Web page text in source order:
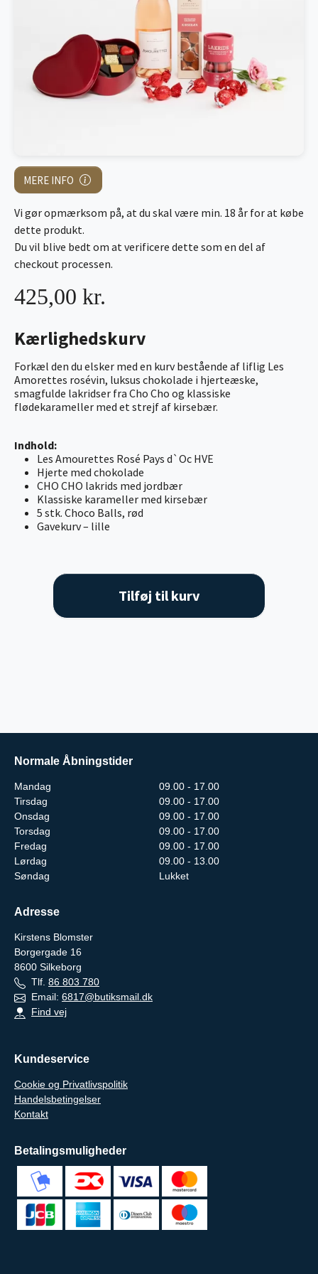
MERE INFO
Kærlighedskurv
Forkæl den du elsker med en kurv bestående af liflig Les
Amorettes rosévin, luksus chokolade i hjerteæske,
smagfulde lakridser fra Cho Cho og klassiske
flødekarameller med et strejf af kirsebær.
Indhold:
Les Amourettes Rosé Pays d`Oc HVE
Hjerte med chokolade
CHO CHO lakrids med jordbær
Klassiske karameller med kirsebær
5 stk. Choco Balls, rød
Gavekurv – lille
425,00 kr.
Vi gør opmærksom på, at du skal være min. 18 år for at købe
dette produkt.
Du vil blive bedt om at verificere dette som en del af
checkout processen.
Tilføj til kurv
Normale Åbningstider
Mandag
09.00 - 17.00
Tirsdag
09.00 - 17.00
Onsdag
09.00 - 17.00
Torsdag
09.00 - 17.00
Fredag
09.00 - 17.00
Lørdag
09.00 - 13.00
Søndag
Lukket
Adresse
Kirstens Blomster
Borgergade 16
8600 Silkeborg
Tlf. 86 803 780
Email: 6817@butiksmail.dk
Find vej
Kundeservice
Cookie og Privatlivspolitik
Handelsbetingelser
Kontakt
Betalingsmuligheder